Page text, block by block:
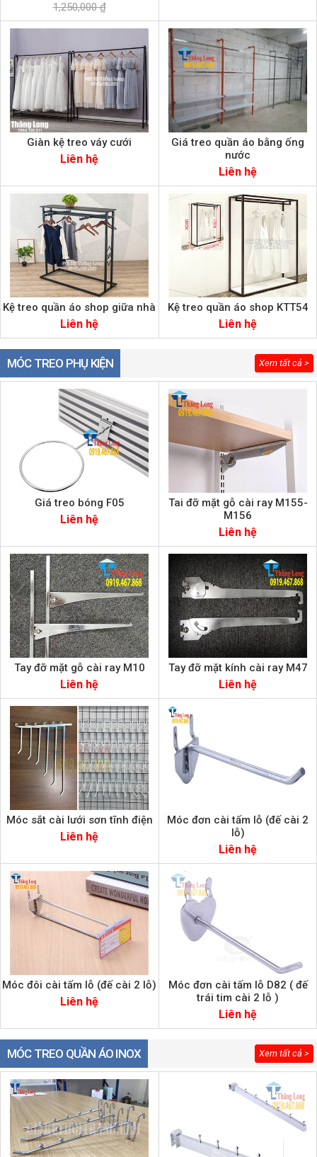
1,250,000 ₫
Giàn kệ treo váy cưới
Liên hệ
Giá treo quần áo bằng ống
nước
Liên hệ
Kệ treo quần áo shop giữa nhà
Liên hệ
Kệ treo quần áo shop KTT54
Liên hệ
Xem tất cả >
MÓC TREO PHỤ KIỆN
Giá treo bóng F05
Liên hệ
Tai đỡ mặt gỗ cài ray M155-
M156
Liên hệ
Tay đỡ mặt gỗ cài ray M10
Liên hệ
Tay đỡ mặt kính cài ray M47
Liên hệ
Móc sắt cài lưới sơn tĩnh điện
Liên hệ
Móc đơn cài tấm lỗ (đế cài 2
lỗ)
Liên hệ
Móc đôi cài tấm lỗ (đế cài 2 lỗ)
Liên hệ
Móc đơn cài tấm lỗ D82 ( đế
trái tim cài 2 lỗ )
Liên hệ
Xem tất cả >
MÓC TREO QUẦN ÁO INOX